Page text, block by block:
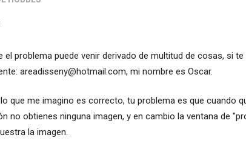
el problema puede venir derivado de multitud de cosas, si
areadisseny@hotmail.com, mi nombre es Oscar.
que me imagino es correcto, tu problema es que cuando
no obtienes ninguna imagen, y en cambio la ventana de
la imagen.